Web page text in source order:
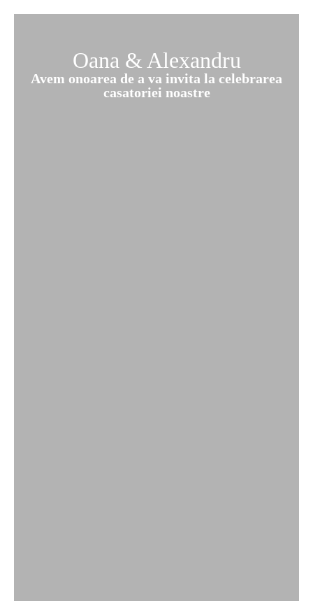
Oana & Alexandru
Avem onoarea de a va invita la celebrarea
casatoriei noastre